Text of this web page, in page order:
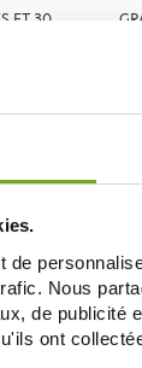
de
Nous
de publicité
ont
ET 30